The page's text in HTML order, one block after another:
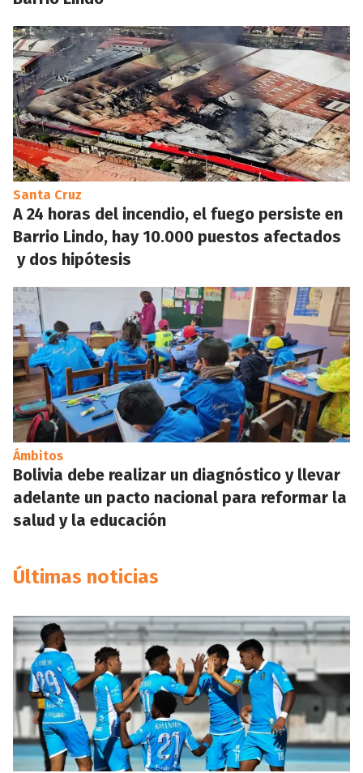
Santa Cruz
A 24 horas del incendio, el fuego persiste en
Barrio Lindo, hay 10.000 puestos afectados
y dos hipótesis
Ámbitos
Bolivia debe realizar un diagnóstico y llevar
adelante un pacto nacional para reformar la
salud y la educación
Últimas noticias